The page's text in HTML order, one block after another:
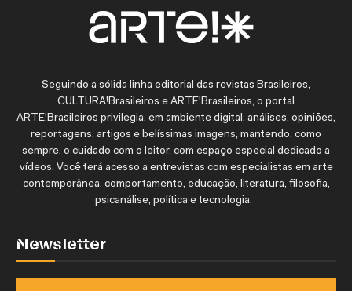
Seguindo a sólida linha editorial das revistas Brasileiros,
CULTURA!Brasileiros e ARTE!Brasileiros, o portal
ARTE!Brasileiros privilegia, em ambiente digital, análises, opiniões,
reportagens, artigos e belíssimas imagens, mantendo, como
sempre, o cuidado com o leitor, com espaço especial dedicado a
vídeos. Você terá acesso a entrevistas com especialistas em arte
contemporânea, comportamento, educação, literatura, filosofia,
psicanálise, política e tecnologia.
Newsletter